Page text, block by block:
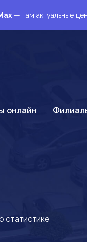
— там актуальные
онлайн
статистике